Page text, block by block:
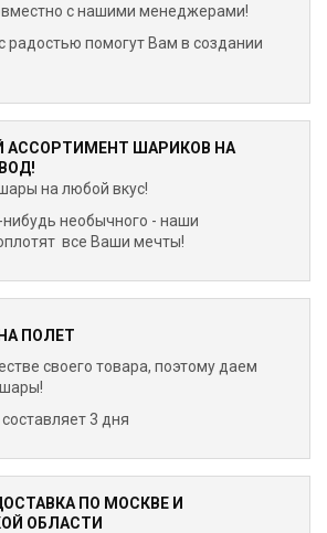
с нашими менеджерами!
радостью помогут Вам в создании
АССОРТИМЕНТ ШАРИКОВ НА
на любой вкус!
нибудь необычного - наши
все Ваши мечты!
ПОЛЕТ
своего товара, поэтому даем
3 дня
ПО МОСКВЕ И
ОБЛАСТИ